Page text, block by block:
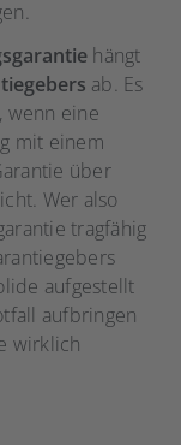
hängt
ab. Es
wenn eine
mit einem
über
Wer also
tragfähig
aufgestellt
aufbringen
wirklich